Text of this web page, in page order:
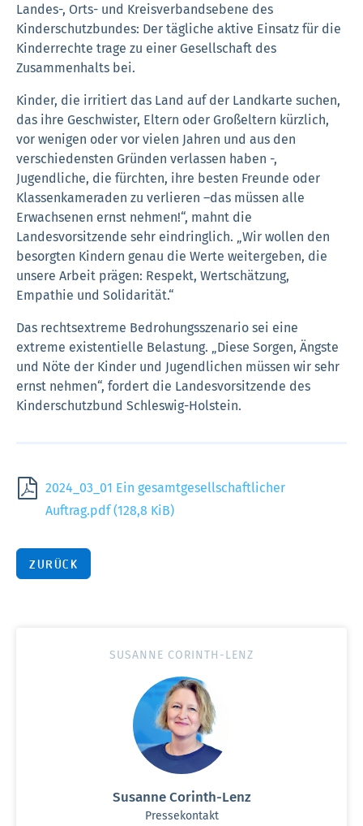
Landes-, Orts- und Kreisverbandsebene des
Kinderschutzbundes: Der tägliche aktive Einsatz für die
Kinderrechte trage zu einer Gesellschaft des
Zusammenhalts bei.
Kinder, die irritiert das Land auf der Landkarte suchen,
das ihre Geschwister, Eltern oder Großeltern kürzlich,
vor wenigen oder vor vielen Jahren und aus den
verschiedensten Gründen verlassen haben -,
Jugendliche, die fürchten, ihre besten Freunde oder
Klassenkameraden zu verlieren –das müssen alle
Erwachsenen ernst nehmen!“, mahnt die
Landesvorsitzende sehr eindringlich. „Wir wollen den
besorgten Kindern genau die Werte weitergeben, die
unsere Arbeit prägen: Respekt, Wertschätzung,
Empathie und Solidarität.“
Das rechtsextreme Bedrohungsszenario sei eine
extreme existentielle Belastung. „Diese Sorgen, Ängste
und Nöte der Kinder und Jugendlichen müssen wir sehr
ernst nehmen“, fordert die Landesvorsitzende des
Kinderschutzbund Schleswig-Holstein.
2024_03_01 Ein gesamtgesellschaftlicher
Auftrag.pdf(128,8 KiB)
ZURÜCK
SUSANNE CORINTH-LENZ
Susanne Corinth-Lenz
Pressekontakt